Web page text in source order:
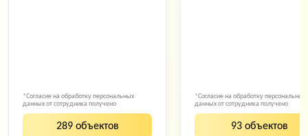
*Согласие на обработку персональных
данных от сотрудника получено
289 объектов
*Согласие на обработку персональных
данных от сотрудника получено
93 объектов